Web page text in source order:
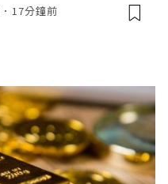
17分鐘前